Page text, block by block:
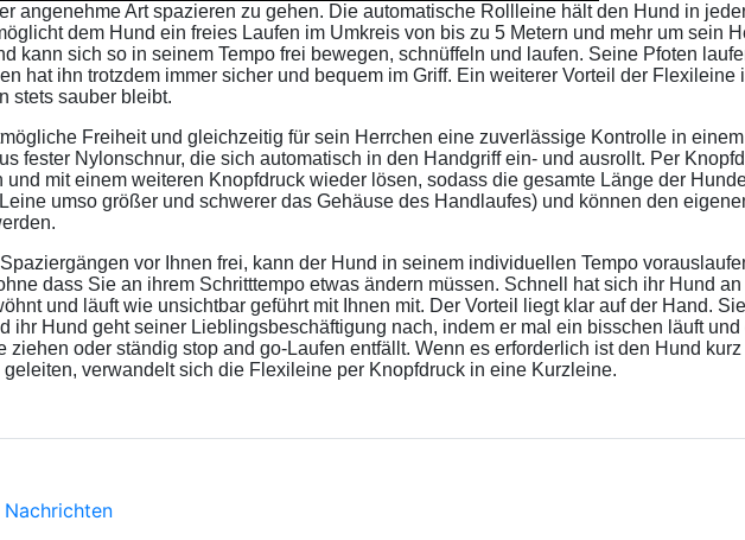
angenehme Art spazieren zu gehen. Die automatische Rollleine hält den Hund in
dem Hund ein freies Laufen im Umkreis von bis zu 5 Metern und mehr um sein
kann sich so in seinem Tempo frei bewegen, schnüffeln und laufen. Seine Pfoten
hat ihn trotzdem immer sicher und bequem im Griff. Ein weiterer Vorteil der Flexileine
stets sauber bleibt.
Freiheit und gleichzeitig für sein Herrchen eine zuverlässige Kontrolle in
fester Nylonschnur, die sich automatisch in den Handgriff ein- und ausrollt. Per
mit einem weiteren Knopfdruck wieder lösen, sodass die gesamte Länge der
umso größer und schwerer das Gehäuse des Handlaufes) und können den
vor Ihnen frei, kann der Hund in seinem individuellen Tempo
dass Sie an ihrem Schritttempo etwas ändern müssen. Schnell hat sich ihr Hund
und läuft wie unsichtbar geführt mit Ihnen mit. Der Vorteil liegt klar auf der Hand.
ihr Hund geht seiner Lieblingsbeschäftigung nach, indem er mal ein bisschen läuft
oder ständig stop and go-Laufen entfällt. Wenn es erforderlich ist den Hund
verwandelt sich die Flexileine per Knopfdruck in eine Kurzleine.
Nachrichten